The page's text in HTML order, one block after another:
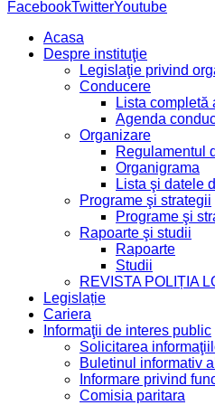
FacebookTwitterYoutube
Acasa
Despre instituţie
Legislaţie privind
Conducere
Lista
Agenda
Organizare
Regulamentul
Organigrama
Lista şi datele
Programe şi strategii
Programe şi
Rapoarte şi studii
Rapoarte
Studii
REVISTA POLIȚIA
Legislație
Cariera
Informaţii de interes public
Solicitarea
Buletinul informativ
Informare privind
Comisia paritara